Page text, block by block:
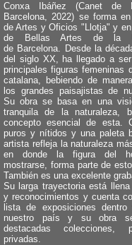
Conxa Ibáñez (Canet de
Barcelona, 2022) se forma
de Artes y Oficios "Llotja" y
de Bellas Artes de la
de Barcelona. Desde la
del siglo XX, ha llegado a
principales figuras femeninas
catalana, bebiendo de
los grandes paisajistas de
Su obra se basa en una
tranquila de la naturaleza,
concepto esencial de esta.
puros y nítidos y una paleta
artista refleja la naturaleza
en donde la figura del
mostrarse, forma parte de
También es una excelente
Su larga trayectoria está
y reconocimientos y cuenta
lista de exposiciones
nuestro país y su obra
destacadas colecciones,
privadas.